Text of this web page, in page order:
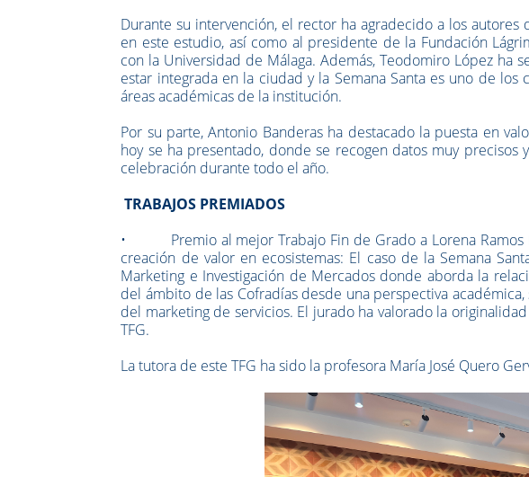
Durante su intervención, el rector ha agradecido a los
en este estudio, así como al presidente de la Fundación
con la Universidad de Málaga. Además, Teodomiro López ha
estar integrada en la ciudad y la Semana Santa es uno de
áreas académicas de la institución.
Por su parte, Antonio Banderas ha destacado la puesta en
hoy se ha presentado, donde se recogen datos muy
celebración durante todo el año.
TRABAJOS PREMIADOS
• Premio al mejor Trabajo Fin de Grado a Lorena Ramos
creación de valor en ecosistemas: El caso de la Semana
Marketing e Investigación de Mercados donde aborda la
del ámbito de las Cofradías desde una perspectiva
del marketing de servicios. El jurado ha valorado la
TFG.
La tutora de este TFG ha sido la profesora María José Quero